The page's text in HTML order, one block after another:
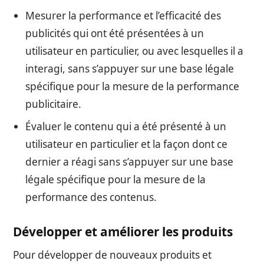
Mesurer la performance et l’efficacité des
publicités qui ont été présentées à un
utilisateur en particulier, ou avec lesquelles il a
interagi, sans s’appuyer sur une base légale
spécifique pour la mesure de la performance
publicitaire.
Évaluer le contenu qui a été présenté à un
utilisateur en particulier et la façon dont ce
dernier a réagi sans s’appuyer sur une base
légale spécifique pour la mesure de la
performance des contenus.
Développer et améliorer les produits
Pour développer de nouveaux produits et